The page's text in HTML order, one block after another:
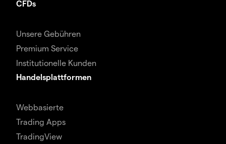
CFDs
Unsere Gebühren
Premium Service
Institutionelle Kunden
Handelsplattformen
Webbasierte
Trading Apps
TradingView